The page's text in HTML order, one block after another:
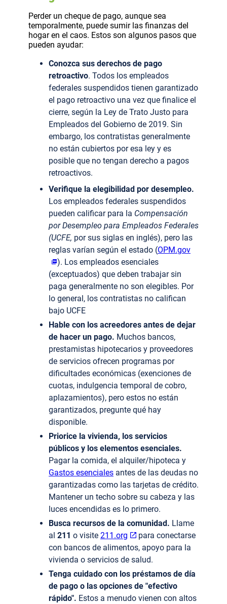
Perder un cheque de pago, aunque sea
temporalmente, puede sumir las finanzas del
hogar en el caos. Estos son algunos pasos que
pueden ayudar:
Conozca sus derechos de pago
retroactivo. Todos los empleados
federales suspendidos tienen garantizado
el pago retroactivo una vez que finalice el
cierre, según la Ley de Trato Justo para
Empleados del Gobierno de 2019. Sin
embargo, los contratistas generalmente
no están cubiertos por esa ley y es
posible que no tengan derecho a pagos
retroactivos.
Verifique la elegibilidad por desempleo.
Los empleados federales suspendidos
pueden calificar para la Compensación
por Desempleo para Empleados Federales
(UCFE, por sus siglas en inglés), pero las
reglas varían según el estado (OPM.gov
). Los empleados esenciales
(exceptuados) que deben trabajar sin
paga generalmente no son elegibles. Por
lo general, los contratistas no califican
bajo UCFE
Hable con los acreedores antes de dejar
de hacer un pago. Muchos bancos,
prestamistas hipotecarios y proveedores
de servicios ofrecen programas por
dificultades económicas (exenciones de
cuotas, indulgencia temporal de cobro,
aplazamientos), pero estos no están
garantizados, pregunte qué hay
disponible.
Priorice la vivienda, los servicios
públicos y los elementos esenciales.
Pagar la comida, el alquiler/hipoteca y
Gastos esenciales antes de las deudas no
garantizadas como las tarjetas de crédito.
Mantener un techo sobre su cabeza y las
luces encendidas es lo primero.
Busca recursos de la comunidad. Llame
al 211 o visite 211.org
para conectarse
con bancos de alimentos, apoyo para la
vivienda o servicios de salud.
Tenga cuidado con los préstamos de día
de pago o las opciones de "efectivo
rápido". Estos a menudo vienen con altos